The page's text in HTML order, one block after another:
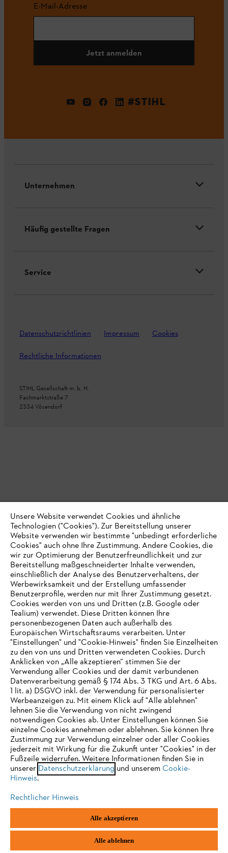
E-Mail-Adresse
Jetzt anmelden
#STIHL
Unternehmen
Häufig gestellte Fragen
Service
Datenschutzrichtlinien Impressum Cookies
Rechtliche Informationen
STIHL Gesellschaft m. b. H.
Fachmarktstraße 7
2334 Vösendorf
IHR BROWSER WIRD NICHT
UNTERSTÜTZT
Sie nutzen einen Browser, den wir noch nicht unterstützen. Für
eine optimale Nutzung unserer Seite empfehlen wir Ihnen, zu
einem der folgenden Browser zu wechseln:
Firefox Chrome
Unsere Website verwendet Cookies und ähnliche
Technologien ("Cookies"). Zur Bereitstellung unserer
Website verwenden wir bestimmte "unbedingt erforderliche
Cookies" auch ohne Ihre Zustimmung. Andere Cookies, die
wir zur Optimierung der Benutzerfreundlichkeit und zur
Bereitstellung maßgeschneiderter Inhalte verwenden,
einschließlich der Analyse des Benutzerverhaltens, der
Werbewirksamkeit und der Erstellung umfassender
Benutzerprofile, werden nur mit Ihrer Zustimmung gesetzt.
Cookies werden von uns und Dritten (z.B. Google oder
Tealium) verwendet. Diese Dritten können Ihre
personenbezogenen Daten auch außerhalb des
Europäischen Wirtschaftsraums verarbeiten. Unter
"Einstellungen" und "Cookie-Hinweis" finden Sie Einzelheiten
zu den von uns und Dritten verwendeten Cookies. Durch
Anklicken von „Alle akzeptieren“ stimmen Sie der
Verwendung aller Cookies und der damit verbundenen
Datenverarbeitung gemäß § 174 Abs. 3 TKG und Art. 6 Abs.
1 lit. a) DSGVO inkl. der Verwendung für personalisierter
Werbeanzeigen zu. Mit einem Klick auf "Alle ablehnen"
lehnen Sie die Verwendung von nicht zwingend
notwendigen Cookies ab. Unter Einstellungen können Sie
einzelne Cookies annehmen oder ablehnen. Sie können Ihre
Zustimmung zur Verwendung einzelner oder aller Cookies
jederzeit mit Wirkung für die Zukunft unter "Cookies" in der
Fußzeile widerrufen. Weitere Informationen finden Sie in
unserer Datenschutzerklärung und unserem Cookie-
Hinweis.
Rechtlicher Hinweis
Alle akzeptieren
Alle ablehnen